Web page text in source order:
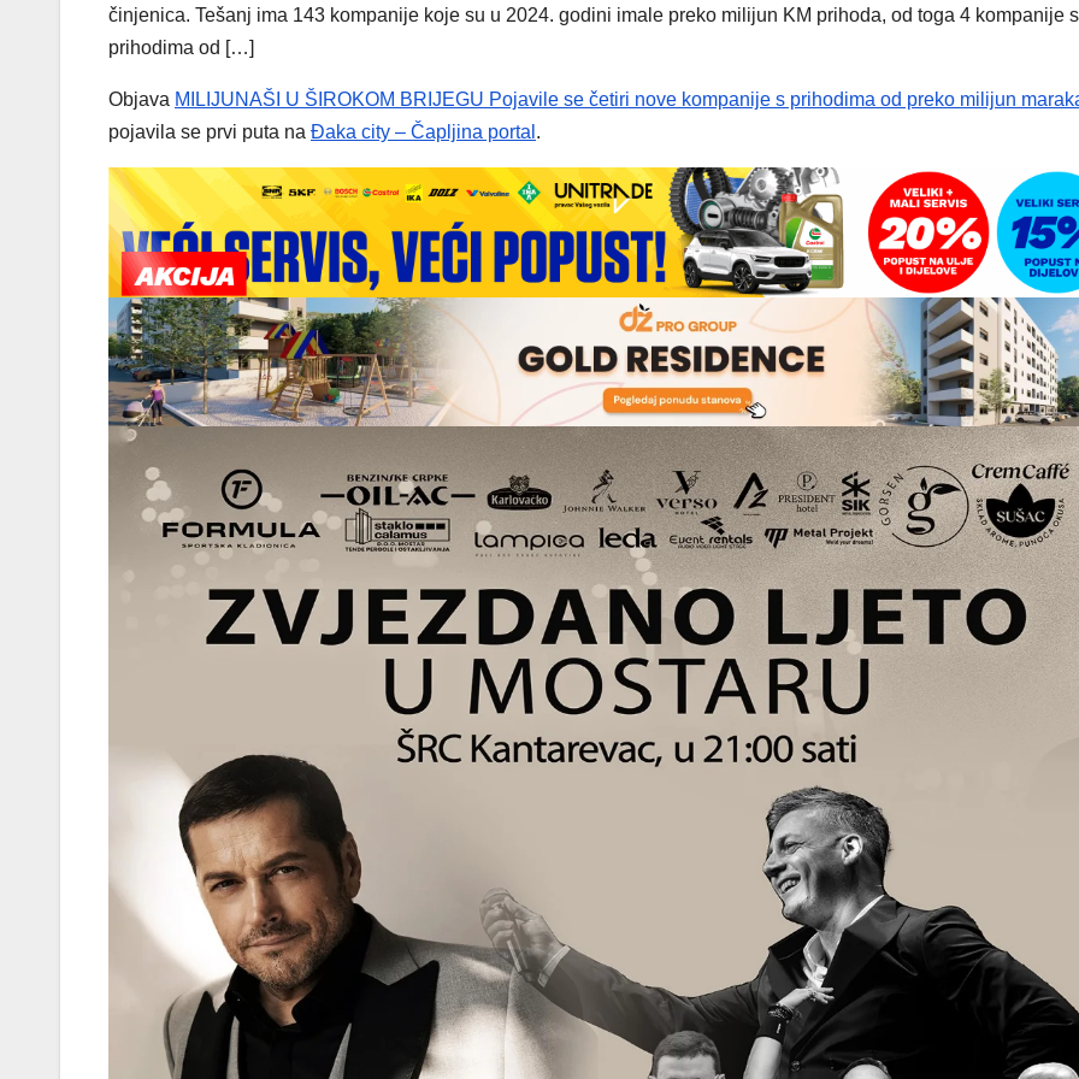
činjenica. Tešanj ima 143 kompanije koje su u 2024. godini imale preko milijun KM prihoda, od toga 4 kompanije s
prihodima od […]
Objava MILIJUNAŠI U ŠIROKOM BRIJEGU Pojavile se četiri nove kompanije s prihodima od preko milijun
pojavila se prvi puta na Đaka city – Čapljina portal .